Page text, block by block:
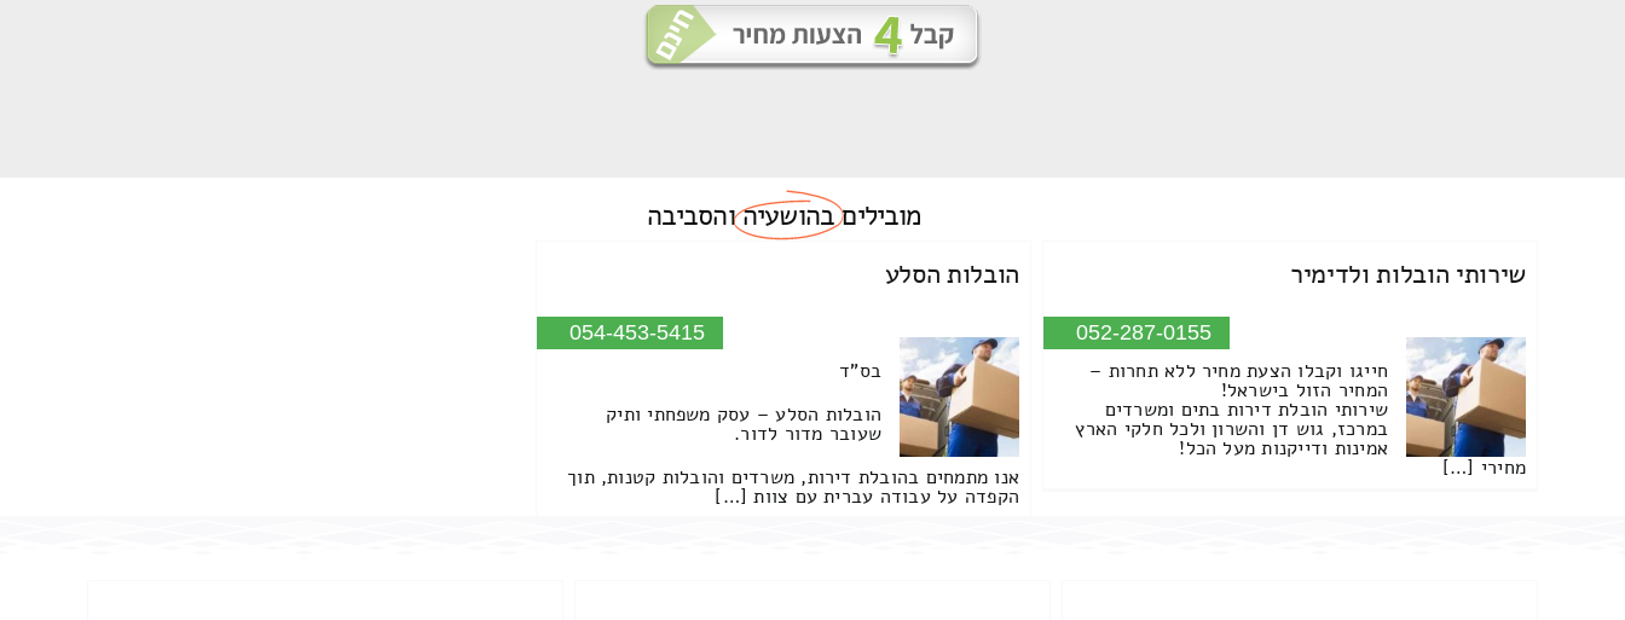
מוביליםבהושעיהוהסביבה
שירותי הובלות ולדימיר
052-287-0155
חייגו וקבלו הצעת מחיר ללא תחרות –
המחיר הזול בישראל!
שירותי הובלת דירות בתים ומשרדים
במרכז, גוש דן והשרון ולכל חלקי הארץ
אמינות ודייקנות מעל הכל!
מחירי […]
הובלות הסלע
054-453-5415
בס"ד
הובלות הסלע – עסק משפחתי ותיק
שעובר מדור לדור.
אנו מתמחים בהובלת דירות, משרדים והובלות קטנות, תוך
הקפדה על עבודה עברית עם צוות […]